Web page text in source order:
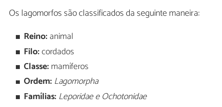
Os lagomorfos são classificados da seguinte maneira:
Reino: animal
Filo:cordados
Classe: mamíferos
Ordem: Lagomorpha
Famílias: Leporidae e Ochotonidae